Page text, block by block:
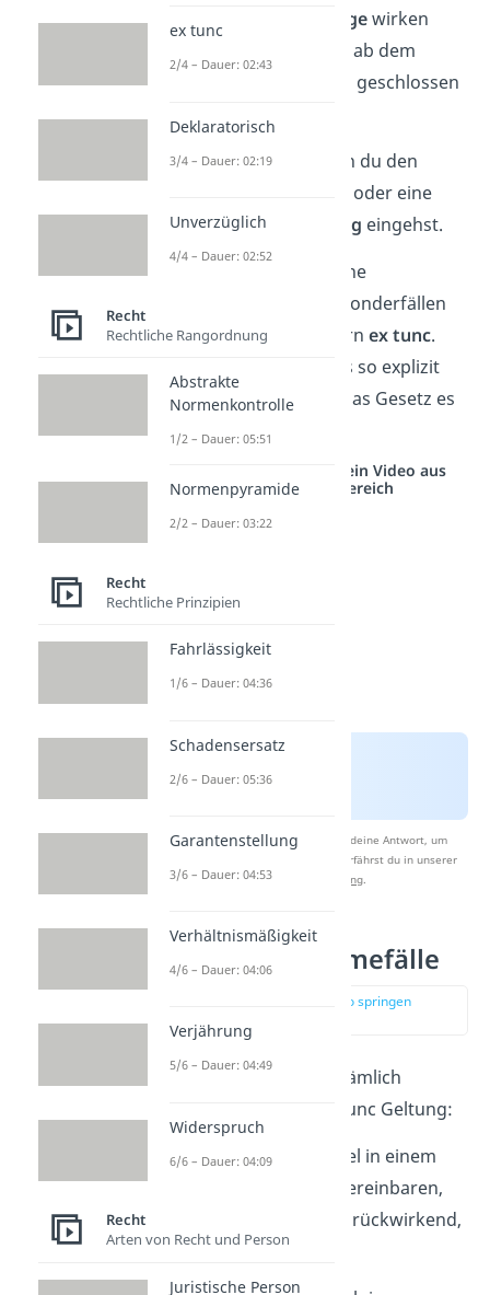
Handlungen.
Kaufverträgewirken
zum Beispiel ex nunc, als ab dem
Zeitpunkt, an dem du ihn geschlossen
hast.
Ex nunc wirkt auch, wenn du den
oder eine
Aufhebungsvereinbarung eingehst.
Doch kein Grundsatz ohne
Ausnahmen: In einigen Sonderfällen
gilt ex nunc nicht, sondernex tunc.
Das ist der Fall, wenn das so explizit
vereinbart wurde, oder das Gesetz es
vorsieht.
Studyflix vernetzt: Hier ein Video aus
einem anderen Bereich
Nach Beantwortung speichern wir deine Antwort, um
Studyflix zu verbessern. Mehr dazu erfährst du in unserer
Datenschutzerklärung.
Ex nunc Ausnahmefälle
zur Stelle im Video springen
Hin und wieder gibt es nämlich
bei der ex nunc Geltung:
So kannst du zum Beispiel in einem
Vertrag
mit jemandem vereinbaren,
dass statt ex nunc etwas rückwirkend,
also ex tunc gelten soll.
ex tunc
2/4 – Dauer: 02:43
Deklaratorisch
3/4 – Dauer: 02:19
Unverzüglich
4/4 – Dauer: 02:52
Recht
Rechtliche Rangordnung
Abstrakte
Normenkontrolle
1/2 – Dauer: 05:51
Normenpyramide
2/2 – Dauer: 03:22
Recht
Rechtliche Prinzipien
Fahrlässigkeit
1/6 – Dauer: 04:36
Schadensersatz
2/6 – Dauer: 05:36
Garantenstellung
3/6 – Dauer: 04:53
Verhältnismäßigkeit
4/6 – Dauer: 04:06
Verjährung
5/6 – Dauer: 04:49
Widerspruch
6/6 – Dauer: 04:09
Recht
Arten von Recht und Person
Juristische Person